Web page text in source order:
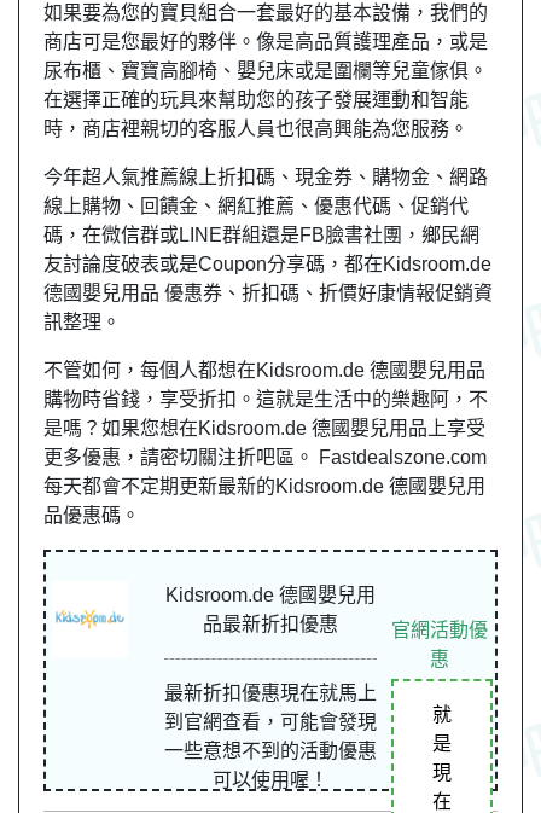
如果要為您的寶貝組合一套最好的基本設備，我們的
商店可是您最好的夥伴。像是高品質護理產品，或是
尿布櫃、寶寶高腳椅、嬰兒床或是圍欄等兒童傢俱。
在選擇正確的玩具來幫助您的孩子發展運動和智能
時，商店裡親切的客服人員也很高興能為您服務。
今年超人氣推薦線上折扣碼、現金券、購物金、網路
線上購物、回饋金、網紅推薦、優惠代碼、促銷代
碼，在微信群或LINE群組還是FB臉書社團， 鄉民網
友討論度破表或是Coupon分享碼，都在Kidsroom.de
德國嬰兒用品 優惠券、折扣碼、折價好康情報促銷資
訊整理。
不管如何，每個人都想在Kidsroom.de 德國嬰兒用品
購物時省錢，享受折扣。這就是生活中的樂趣阿，不
是嗎？如果您想在Kidsroom.de 德國嬰兒用品上享受
更多優惠，請密切關注折吧區。 Fastdealszone.com
每天都會不定期更新最新的Kidsroom.de 德國嬰兒用
品優惠碼。
Kidsroom.de 德國嬰兒用
品最新折扣優惠
最新折扣優惠現在就馬上
到官網查看，可能會發現
一些意想不到的活動優惠
可以使用喔！
官網活動優
惠
就
是
現
在